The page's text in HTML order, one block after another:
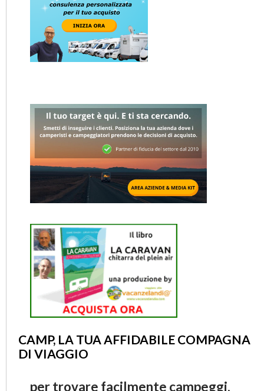
CAMP, LA TUA AFFIDABILE COMPAGNA
DI VIAGGIO
per trovare facilmente campeggi,